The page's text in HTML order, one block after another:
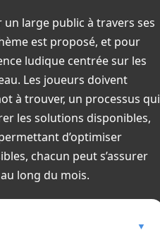
large public à travers ses
est proposé, et pour
ludique centrée sur les
Les joueurs doivent
à trouver, un processus qui
les solutions disponibles,
d’optimiser
chacun peut s’assurer
long du mois.